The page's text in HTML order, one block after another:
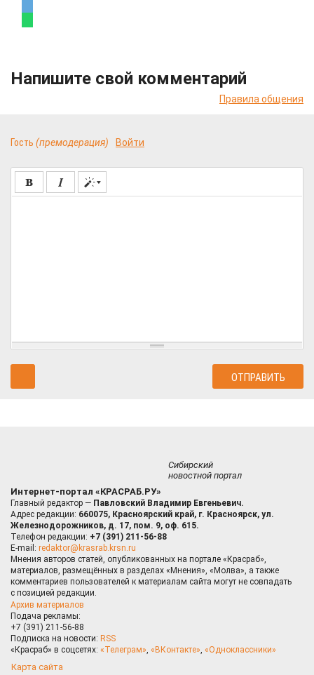
Напишите свой комментарий
Правила общения
Гость (премодерация) Войти
Сибирский
новостной портал
Интернет-портал «КРАСРАБ.РУ»
Главный редактор — Павловский Владимир Евгеньевич.
Адрес редакции: 660075, Красноярский край, г. Красноярск, ул.
Железнодорожников, д. 17, пом. 9, оф. 615.
Телефон редакции: +7 (391) 211-56-88
E-mail: redaktor@krasrab.krsn.ru
Мнения авторов статей, опубликованных на портале «Красраб»,
материалов, размещённых в разделах «Мнения», «Молва», а также
комментариев пользователей к материалам сайта могут не совпадать
с позицией редакции.
Архив материалов
Подача рекламы:
+7 (391) 211-56-88
Подписка на новости: RSS
«Красраб» в соцсетях: «Телеграм», «ВКонтакте», «Одноклассники»
Карта сайта